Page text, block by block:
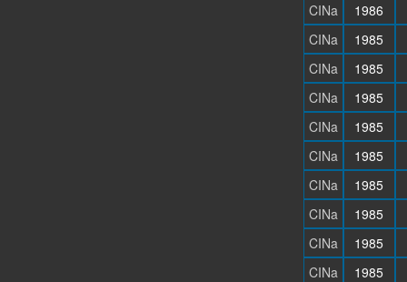
CINa
1986
CINa
1985
CINa
1985
CINa
1985
CINa
1985
CINa
1985
CINa
1985
CINa
1985
CINa
1985
CINa
1985